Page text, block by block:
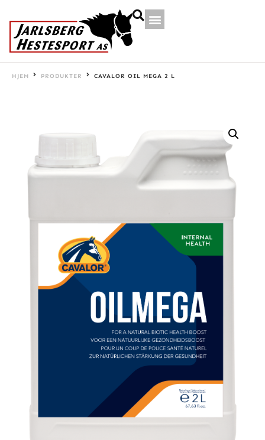
HJEM PRODUKTER CAVALOR OIL MEGA 2 L